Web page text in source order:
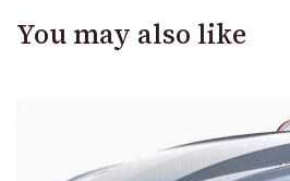
You may also like